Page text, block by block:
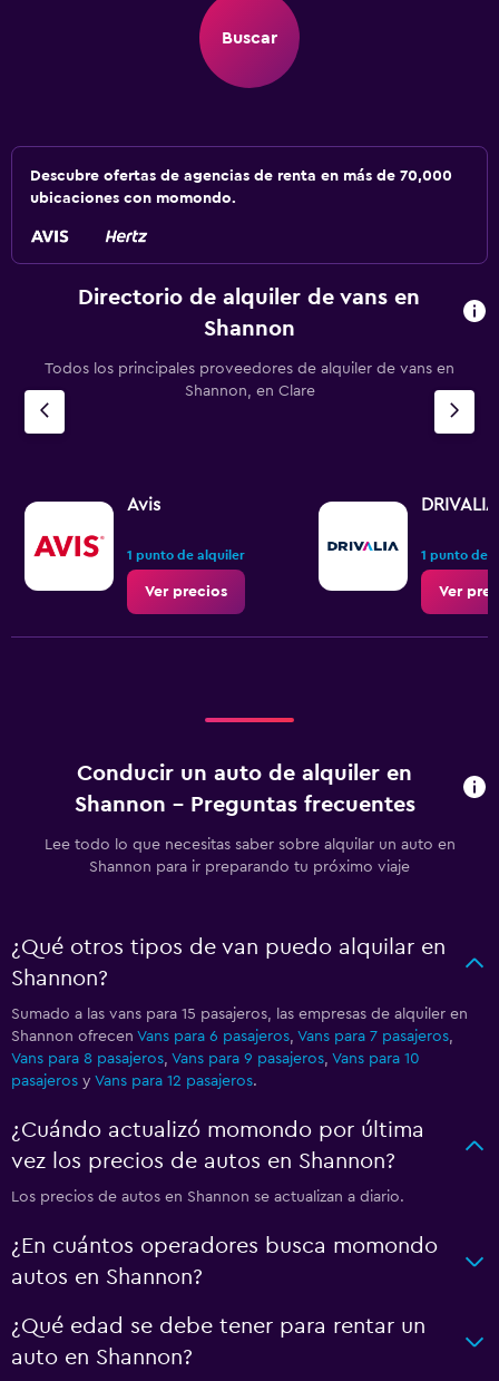
Buscar
Descubre ofertas de agencias de renta en más de 70,000
ubicaciones con momondo.
Directorio de alquiler de vans en
Shannon
Todos los principales proveedores de alquiler de vans en
Shannon, en Clare
Avis
1 punto de alquiler
Ver precios
DRIVALIA
1 punto de
Ver
Conducir un auto de alquiler en
Shannon - Preguntas frecuentes
Lee todo lo que necesitas saber sobre alquilar un auto en
Shannon para ir preparando tu próximo viaje
¿Qué otros tipos de van puedo alquilar en
Shannon?
Sumado a las vans para 15 pasajeros, las empresas de alquiler en
Shannon ofrecen Vans para 6 pasajeros, Vans para 7 pasajeros,
Vans para 8 pasajeros, Vans para 9 pasajeros, Vans para 10
pasajeros y Vans para 12 pasajeros.
¿Cuándo actualizó momondo por última
vez los precios de autos en Shannon?
Los precios de autos en Shannon se actualizan a diario.
¿En cuántos operadores busca momondo
autos en Shannon?
¿Qué edad se debe tener para rentar un
auto en Shannon?